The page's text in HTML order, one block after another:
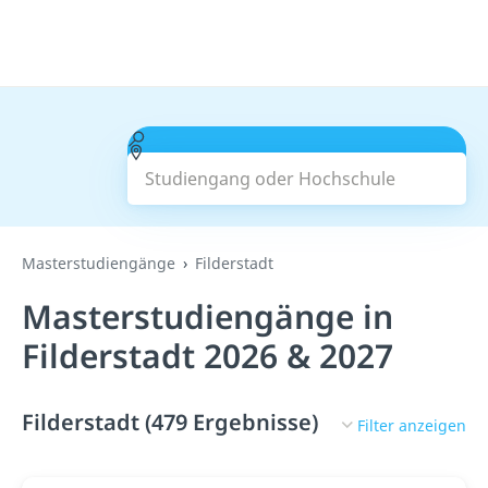
Studiengang oder Hochschule
Suchen
Masterstudiengänge Filderstadt
Masterstudiengänge in
Filderstadt 2026 & 2027
Filderstadt (479 Ergebnisse) Filter anzeigen